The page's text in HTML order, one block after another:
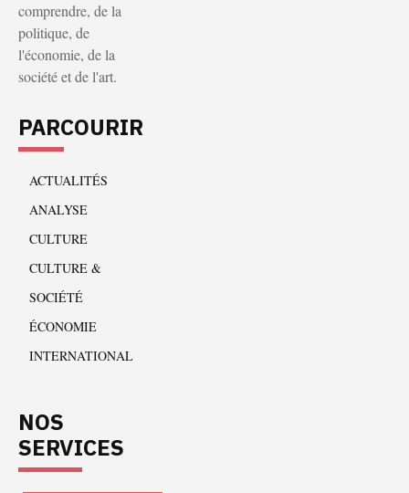
comprendre, de la
politique, de
l'économie, de la
société et de l'art.
PARCOURIR
ACTUALITÉS
ANALYSE
CULTURE
CULTURE &
SOCIÉTÉ
ÉCONOMIE
INTERNATIONAL
NOS
SERVICES